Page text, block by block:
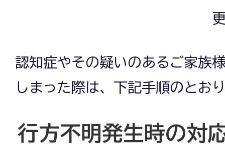
認知症やその疑いのあるご家族
しまった際は、下記手順のとお
行方不明発生時の対